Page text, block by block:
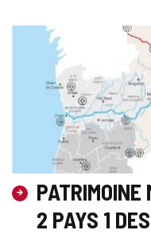
PATRIMOINE
2 PAYS 1